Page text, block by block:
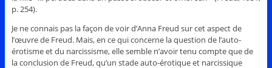
p. 254).
Je ne connais pas la façon de voir d’Anna Freud sur cet aspect de
l’œuvre de Freud. Mais, en ce qui concerne la question de l’auto-
érotisme et du narcissisme, elle semble n’avoir tenu compte que de
la conclusion de Freud, qu’un stade auto-érotique et narcissique